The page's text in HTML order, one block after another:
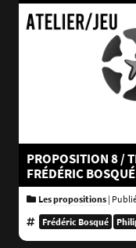
PROPOSITION 8 /
FRÉDÉRIC BOSQUÉ
Les propositions |
Frédéric Bosqué